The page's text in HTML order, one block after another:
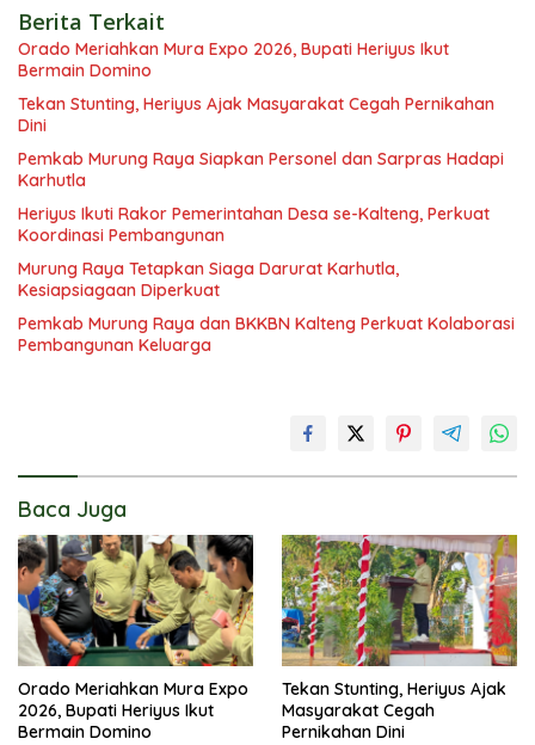
Berita Terkait
Orado Meriahkan Mura Expo 2026, Bupati Heriyus Ikut
Bermain Domino
Tekan Stunting, Heriyus Ajak Masyarakat Cegah Pernikahan
Dini
Pemkab Murung Raya Siapkan Personel dan Sarpras Hadapi
Karhutla
Heriyus Ikuti Rakor Pemerintahan Desa se-Kalteng, Perkuat
Koordinasi Pembangunan
Murung Raya Tetapkan Siaga Darurat Karhutla,
Kesiapsiagaan Diperkuat
Pemkab Murung Raya dan BKKBN Kalteng Perkuat Kolaborasi
Pembangunan Keluarga
Baca Juga
Orado Meriahkan Mura Expo
2026, Bupati Heriyus Ikut
Bermain Domino
Tekan Stunting, Heriyus Ajak
Masyarakat Cegah
Pernikahan Dini